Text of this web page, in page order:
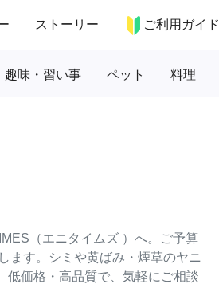
ストーリー ご利用ガイド
趣味・習い事 ペット 料理
（エニタイムズ ）へ。ご予算
ます。シミや黄ばみ・煙草のヤニ
低価格・高品質で、気軽にご相談